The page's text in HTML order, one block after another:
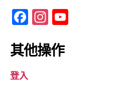
F
a
c
In
st
a
gr
其他操作
登入